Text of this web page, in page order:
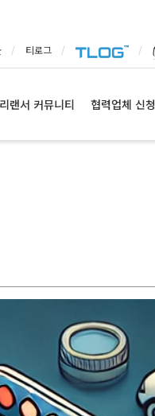
티로그
랜서 커뮤니티 협력업체 신청